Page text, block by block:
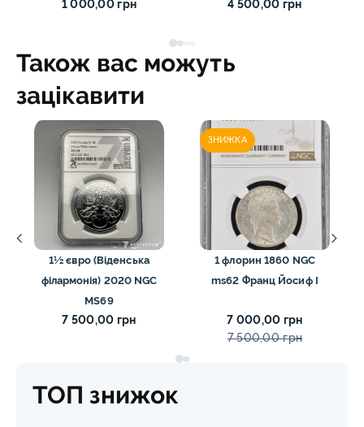
1 000,00 грн 4 500,00 грн
Також вас можуть
зацікавити
1½ євро (Віденська
філармонія) 2020 NGC
MS69
7 500,00 грн
ЗНИЖКА
1 флорин 1860 NGC
ms62 Франц Йосиф I
7 000,00 грн
7 500,00 грн
ТОП знижок